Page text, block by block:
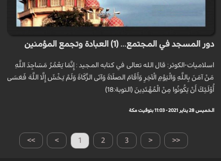
دور المسجد في المجتمع... (1) العبادة وتجمع المؤمنين
اسلاميات-الكوثر: قال الله تعالى في كتابه المجيد : إِنَّمَا يَعْمُرُ مَسَاجِدَ اللَّهِ
مَنْ آمَنَ بِاللَّهِ وَالْيَوْمِ الْآخِرِ وَأَقَامَ الصَّلَاةَ وَآتَى الزَّكَاةَ وَلَمْ يَخْشَ إِلَّا اللَّهَ فَعَسَى
أُوْلَئِكَ أَنْ يَكُونُوا مِنْ الْمُهْتَدِينَ (التوبة:18)
الخميس 28 يناير 2021 - 11:03 بتوقيت مكة
>> > 1 2 3 < <<